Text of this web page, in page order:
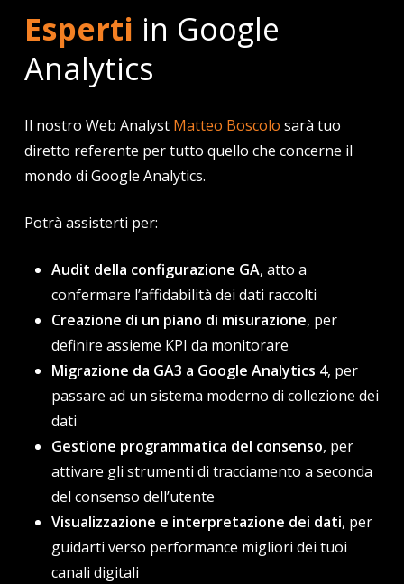
dati
vuoi
modificare l‘usabilità del tuo sito
funzione delle conversioni, basandoti sui dati
campagne di digital advertising, email marketing
o altro
vuoianalizzare il funnel di vendita Ecommerce
vuoiconoscere meglio i visitatori
vuoi capire se il sito web stacontribuendo a
perseguiregli obiettivi aziendali
vuoi essere sicuro di fare tutto questo avendo
unagestione dei consensi al tracciamento a
norma di legge
Esperti in Google
Analytics
Il nostro Web Analyst Matteo Boscolo sarà tuo
diretto referente per tutto quello che concerne il
mondo di Google Analytics.
Potrà assisterti per:
Audit della configurazione GA, atto a
confermare l’affidabilità dei dati raccolti
Creazione di un piano di misurazione, per
definire assieme KPI da monitorare
Migrazione da GA3 a Google Analytics 4, per
passare ad un sistema moderno di collezione dei
dati
Gestione programmatica del consenso, per
attivare gli strumenti di tracciamento a seconda
del consenso dell’utente
Visualizzazione e interpretazione dei dati, per
guidarti verso performance migliori dei tuoi
canali digitali